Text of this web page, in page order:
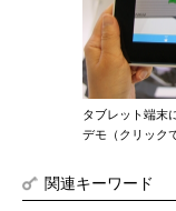
タブレット端末
デモ（クリック
関連キーワード